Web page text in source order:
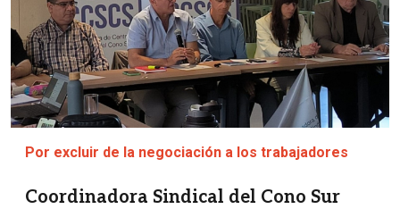
Por excluir de la negociación a los trabajadores
Coordinadora Sindical del Cono Sur